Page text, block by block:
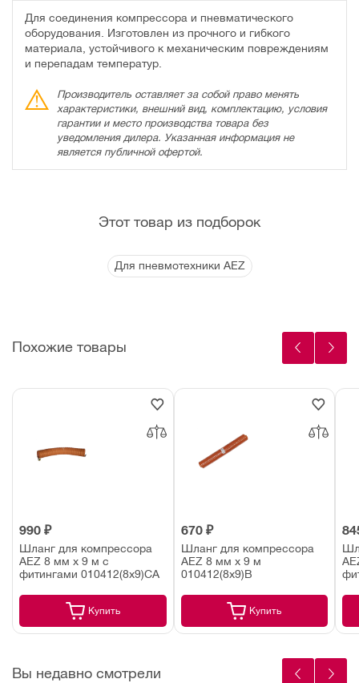
Для соединения компрессора и пневматического
оборудования. Изготовлен из прочного и гибкого
материала, устойчивого к механическим повреждениям
и перепадам температур.
Производитель оставляет за собой право менять
характеристики, внешний вид, комплектацию, условия
гарантии и место производства товара без
уведомления дилера. Указанная информация не
является публичной офертой.
Этот товар из подборок
Для пневмотехники AEZ
Похожие товары
990 ₽
Шланг для компрессора
AEZ 8 мм х 9 м с
фитингами 010412(8х9)СA
Купить
670 ₽
Шланг для компрессора
AEZ 8 мм х 9 м
010412(8х9)В
Купить
Вы недавно смотрели